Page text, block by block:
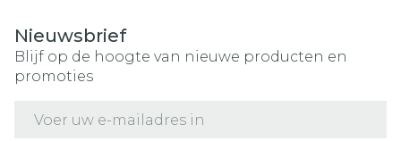
Nieuwsbrief
Blijf op de hoogte van nieuwe producten en
promoties